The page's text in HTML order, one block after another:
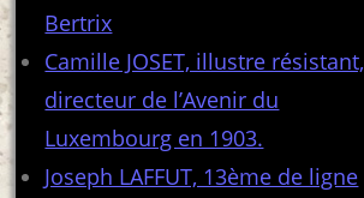
Bertrix
Camille JOSET, illustre résistant,
directeur de l’Avenir du
Luxembourg en 1903.
Joseph LAFFUT, 13ème de ligne